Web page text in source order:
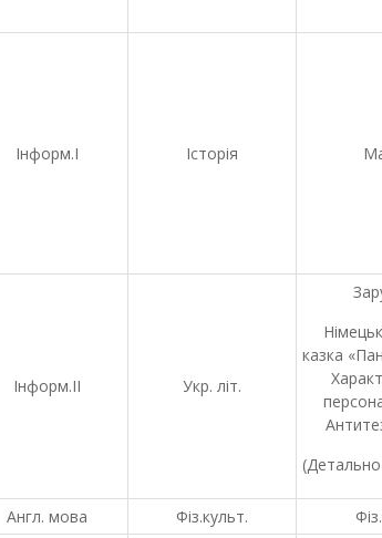
Інформ.І Історія
Інформ.ІІ Укр. літ.
казка
Англ. мова Фіз.культ.